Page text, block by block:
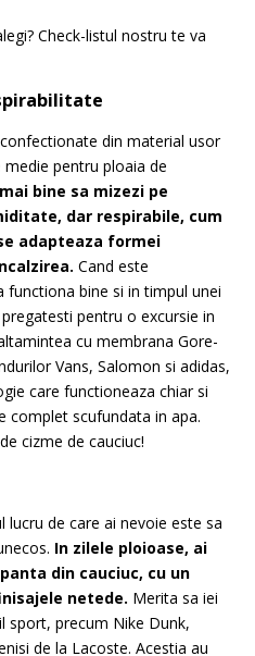
Check-listul nostru te va
din material usor
pentru ploaia de
bine sa mizezi pe
dar respirabile, cum
adapteaza formei
Cand este
bine si in timpul unei
pentru o excursie in
cu membrana Gore-
Vans, Salomon si adidas,
care functioneaza chiar si
complet scufundata in apa.
cizme de cauciuc!
de care ai nevoie este sa
In zilele ploioase, ai
din cauciuc, cu un
netede. Merita sa iei
sport, precum Nike Dunk,
de la Lacoste. Acestia au